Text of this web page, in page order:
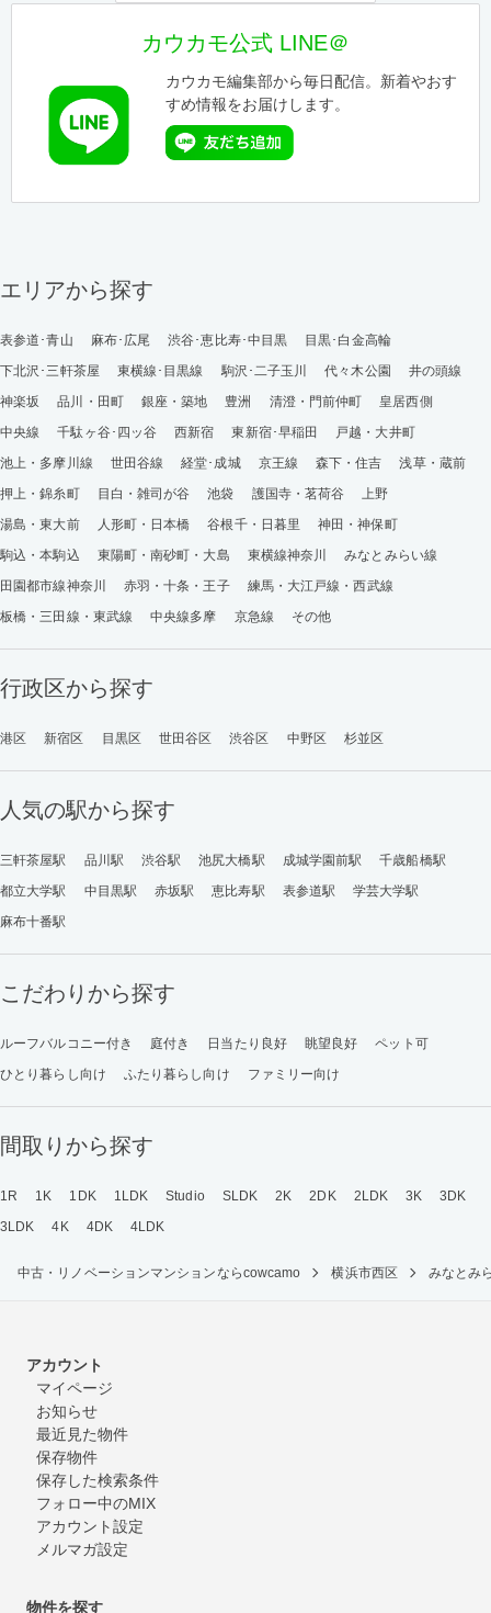
カウカモ公式 LINE＠
カウカモ編集部から毎日配信。新着やおす
すめ情報をお届けします。
エリアから探す
表参道･青山 麻布･広尾 渋谷･恵比寿･中目黒
目黒･白金高輪
下北沢･三軒茶屋
東横線･目黒線 駒沢･二子玉川 代々木公園
井の頭線
神楽坂
品川・田町 銀座・築地 豊洲 清澄・門前仲町
皇居西側
中央線
千駄ヶ谷･四ッ谷 西新宿 東新宿･早稲田
戸越・大井町
池上・多摩川線
世田谷線 経堂･成城 京王線 森下・住吉
浅草・蔵前
押上・錦糸町
目白・雑司が谷 池袋 護国寺・茗荷谷
上野
湯島・東大前
人形町・日本橋 谷根千・日暮里
神田・神保町
駒込・本駒込
東陽町・南砂町・大島 東横線神奈川
みなとみらい線
田園都市線神奈川
赤羽・十条・王子
練馬・大江戸線・西武線
板橋・三田線・東武線
中央線多摩 京急線 その他
行政区から探す
港区 新宿区 目黒区 世田谷区 渋谷区 中野区 杉並区
人気の駅から探す
三軒茶屋駅 品川駅 渋谷駅 池尻大橋駅 成城学園前駅
千歳船橋駅
都立大学駅
中目黒駅 赤坂駅 恵比寿駅 表参道駅
学芸大学駅
麻布十番駅
こだわりから探す
ルーフバルコニー付き 庭付き 日当たり良好 眺望良好
ペット可
ひとり暮らし向け
ふたり暮らし向け ファミリー向け
間取りから探す
1R 1K 1DK 1LDK Studio SLDK 2K 2DK 2LDK 3K
3DK
3LDK
4K 4DK 4LDK
中古・リノベーションマンションならcowcamo 横浜市西区 みなとみ
アカウント
マイページ
お知らせ
最近見た物件
保存物件
保存した検索条件
フォロー中のMIX
アカウント設定
メルマガ設定
物件を探す